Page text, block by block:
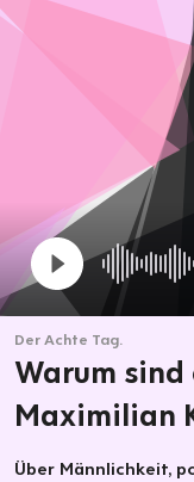
Der Achte Tag.
Warum
Maximilian
Über Männlichkeit,